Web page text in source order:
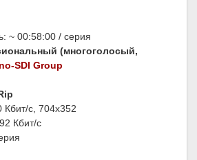
~ 00:58:00 / серия
(многоголосый,
SDI Group
Кбит/с, 704x352
Кбит/с